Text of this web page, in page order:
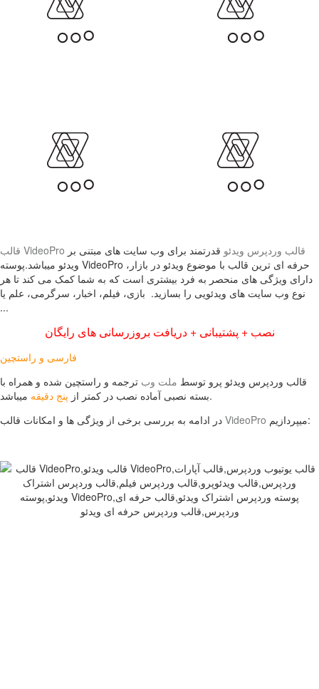
قالب VideoPro قالب وردپرس ویدئو قدرتمند برای وب سایت های مبتنی بر
ویدئو میباشد.پوسته VideoPro حرفه ای ترین قالب با موضوع ویدئو در بازار،
دارای ویژگی های منحصر به فرد بیشتری است که به شما کمک می کند تا هر
نوع وب سایت های ویدئویی را بسازید. بازی، فیلم، اخبار، سرگرمی، علم یا
...
نصب + پشتیبانی + دریافت بروزرسانی های رایگان
فارسی و راستچین
قالب وردپرس ویدئو پرو توسط ملت وب ترجمه و راستچین شده و همراه با
بسته نصبی آماده نصب در کمتر از پنج دقیقه
میباشد.
VideoPro میپردازیم: